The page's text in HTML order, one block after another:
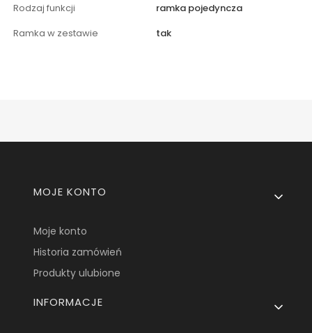
Rodzaj funkcji
ramka pojedyncza
Ramka w zestawie
tak
Linki w stopce
MOJE KONTO
Moje konto
Historia zamówień
Produkty ulubione
INFORMACJE